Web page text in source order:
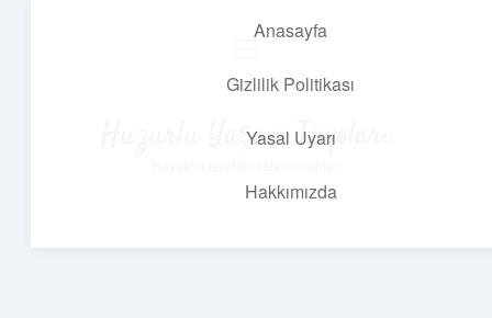
Anasayfa
Gizlilik Politikası
Yasal Uyarı
Hakkımızda
Huzurlu Yaşam Tüyoları